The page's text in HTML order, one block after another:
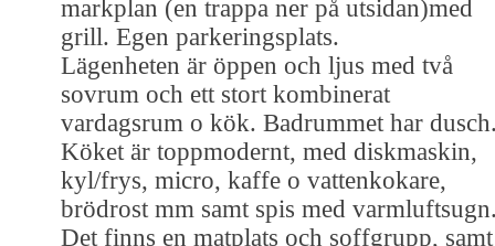
markplan (en trappa ner på utsidan)med
grill. Egen parkeringsplats.
Lägenheten är öppen och ljus med två
sovrum och ett stort kombinerat
vardagsrum o kök. Badrummet har
Köket är toppmodernt, med diskmaskin,
kyl/frys, micro, kaffe o vattenkokare,
brödrost mm samt spis med
Det finns en matplats och soffgrupp, samt